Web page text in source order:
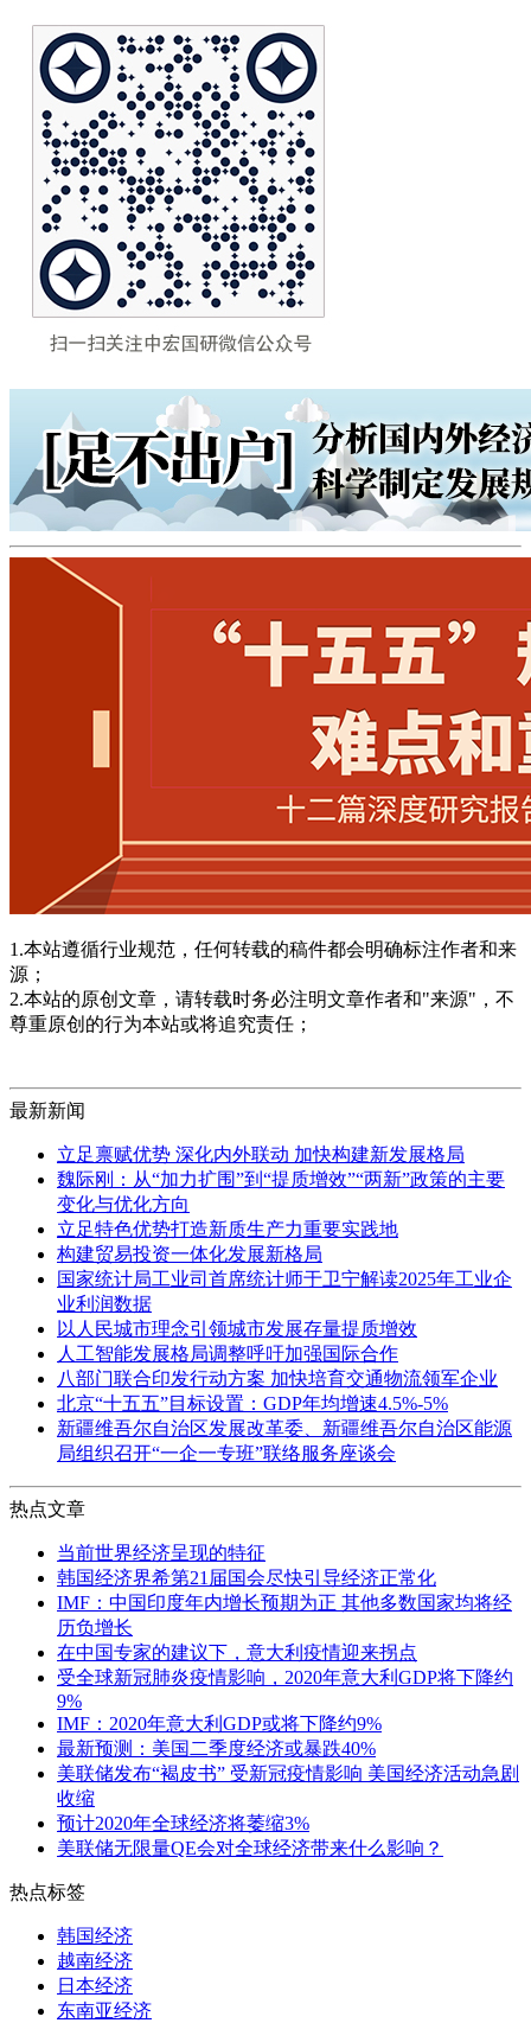
1.本站遵循行业规范，任何转载的稿件都会明确标注作者和来
源；
2.本站的原创文章，请转载时务必注明文章作者和"来源"，不
尊重原创的行为本站或将追究责任；
最新新闻
立足禀赋优势 深化内外联动 加快构建新发展格局
魏际刚：从“加力扩围”到“提质增效”“两新”政策的主要
变化与优化方向
立足特色优势打造新质生产力重要实践地
构建贸易投资一体化发展新格局
国家统计局工业司首席统计师于卫宁解读2025年工业企
业利润数据
以人民城市理念引领城市发展存量提质增效
人工智能发展格局调整呼吁加强国际合作
八部门联合印发行动方案 加快培育交通物流领军企业
北京“十五五”目标设置：GDP年均增速4.5%-5%
新疆维吾尔自治区发展改革委、新疆维吾尔自治区能源
局组织召开“一企一专班”联络服务座谈会
热点文章
当前世界经济呈现的特征
韩国经济界希第21届国会尽快引导经济正常化
IMF：中国印度年内增长预期为正 其他多数国家均将经
历负增长
在中国专家的建议下，意大利疫情迎来拐点
受全球新冠肺炎疫情影响，2020年意大利GDP将下降约
9%
IMF：2020年意大利GDP或将下降约9%
最新预测：美国二季度经济或暴跌40%
美联储发布“褐皮书” 受新冠疫情影响 美国经济活动急剧
收缩
预计2020年全球经济将萎缩3%
美联储无限量QE会对全球经济带来什么影响？
热点标签
韩国经济
越南经济
日本经济
东南亚经济